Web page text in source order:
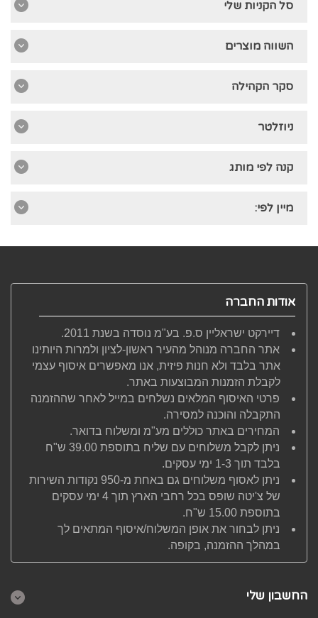
סל הקניות שלי
השווה מוצרים
סקר הקהילה
ניוזלטר
קנה לפי מותג
מיין לפי:
אודות החברה
דיירקט ישראליין ס.פ. בע"מ נוסדה בשנת 2011.
אתר החברה מנוהל מהעיר ראשון-לציון ולמרות היותינו
אתר בלבד ולא חנות פיזית, אנו מאפשרים איסוף עצמי
לקבלת הזמנות המבוצעות באתר.
פרטי האיסוף המלאים נשלחים במייל לאחר שההזמנה
התקבלה והוכנה למסירה.
המחירים באתר כוללים מע"מ ומשלוח בדואר.
ניתן לקבל משלוחים עם שליח בתוספת 39.00 ש"ח
בלבד תוך 1-3 ימי עסקים.
ניתן לאסוף משלוחים גם באחת מ-950 נקודות השירות
של צ'יטה שופס בכל רחבי הארץ תוך 4 ימי עסקים
בתוספת 15.00 ש"ח.
ניתן לבחור את אופן המשלוח/איסוף המתאים לך
במהלך ההזמנה, בקופה.
החשבון שלי